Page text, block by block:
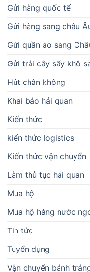
Gửi hàng quốc tế
Gửi hàng sang châu
Gửi quần áo sang
Gửi trái cây sấy khô
Hút chân không
Khai báo hải quan
Kiến thức
kiến thức logistics
Kiến thức vận chuyển
Làm thủ tục hải quan
Mua hộ
Mua hộ hàng nước
Tin tức
Tuyển dụng
Vận chuyển bánh